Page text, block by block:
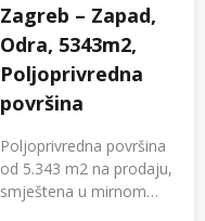
Zagreb – Zapad,
Odra, 5343m2,
Poljoprivredna
površina
Poljoprivredna površina
od 5.343 m2 na prodaju,
smještena u mirnom…